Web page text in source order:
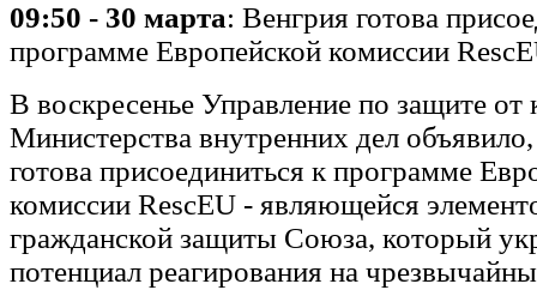
09:50 - 30 марта: Венгрия готова
программе Европейской комиссии
В воскресенье Управление по защите от
Министерства внутренних дел
готова присоединиться к программе
комиссии RescEU - являющейся
гражданской защиты Союза, который
потенциал реагирования на